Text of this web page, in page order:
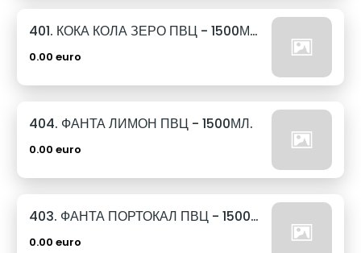
401. КОКА КОЛА ЗЕРО ПВЦ - 1500МЛ.
0.00 euro
404. ФАНТА ЛИМОН ПВЦ - 1500МЛ.
0.00 euro
403. ФАНТА ПОРТОКАЛ ПВЦ - 1500МЛ.
0.00 euro